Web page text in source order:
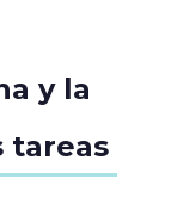
y la
tareas